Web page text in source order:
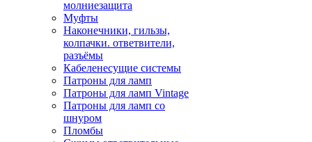
молниезащита
Муфты
Наконечники, гильзы,
колпачки. ответвители,
разъёмы
Кабеленесущие системы
Патроны для ламп
Патроны для ламп Vintage
Патроны для ламп со
шнуром
Пломбы